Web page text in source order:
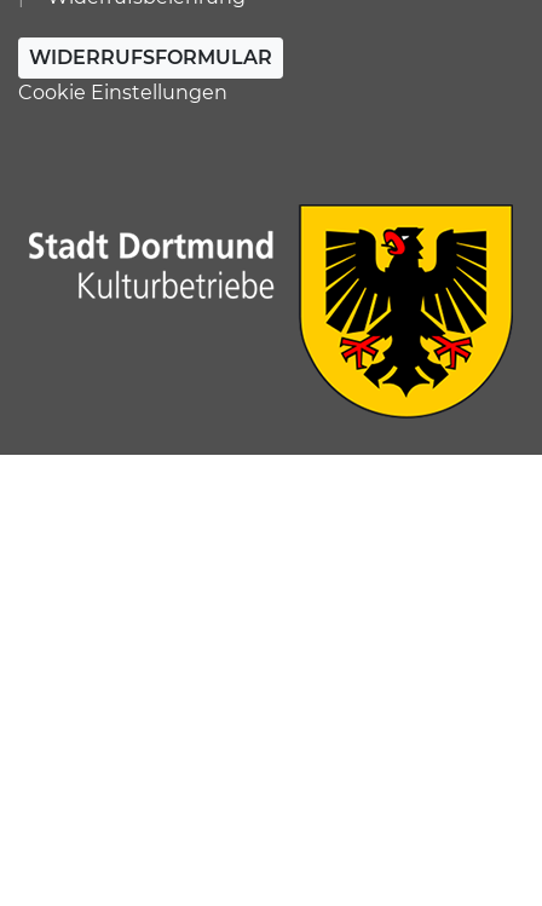
WIDERRUFSFORMULAR
Cookie Einstellungen